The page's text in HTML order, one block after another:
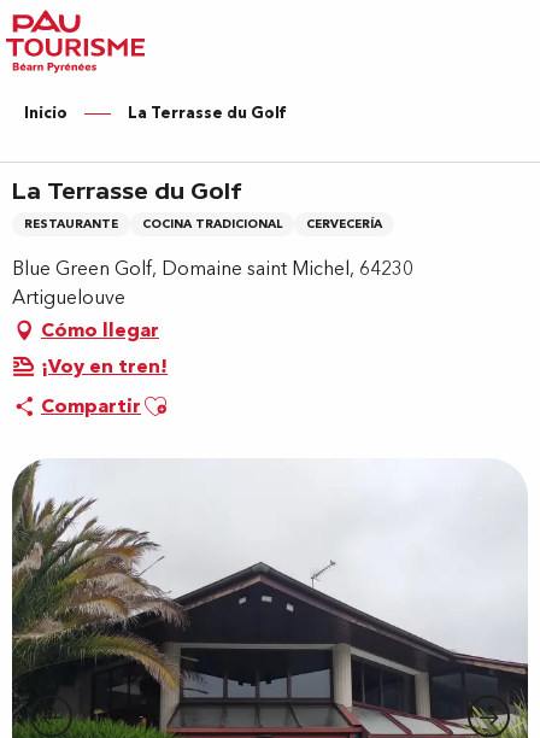
Aller
au
contenu
principal
Inicio La Terrasse du Golf
La Terrasse du Golf
RESTAURANTE COCINA TRADICIONAL CERVECERÍA
Blue Green Golf, Domaine saint Michel, 64230
Artiguelouve
Cómo llegar
¡Voy en tren!
CompartirAjouter aux favoris